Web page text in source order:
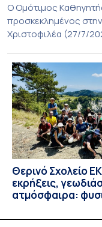
O Ομότιμος
προσκεκλημένος
Χριστοφιλέα (27/7/
Ευρώπη από τις
και για τη
συνέντευξη, πατήστε
Θερινό Σχολείο
εκρήξεις,
ατμόσφαιρα:
βιολογικές